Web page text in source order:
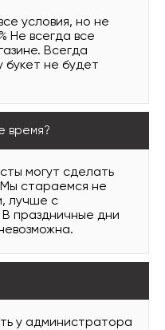
условия, но не
Не всегда все
Всегда
букет не будет
время?
могут сделать
стараемся не
лучше с
праздничные дни
у администратора